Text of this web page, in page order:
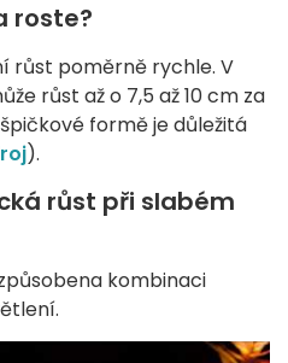
roste?
růst poměrně rychle. V
růst až o 7,5 až 10 cm za
formě je důležitá
).
růst při slabém
kombinaci